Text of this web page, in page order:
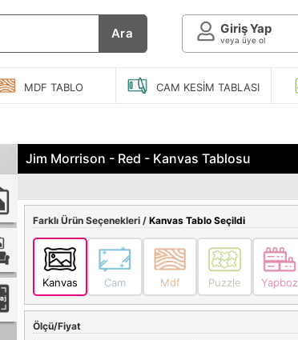
Ara Giriş Yap
veya üye ol
MDF TABLO CAM KESIM TABLASI
Jim Morrison - Red - Kanvas Tablosu
Farklı Ürün Seçenekleri / Kanvas Tablo Seçildi
Kanvas Cam Mdf Puzzle Yapboz
Ölçü/Fiyat